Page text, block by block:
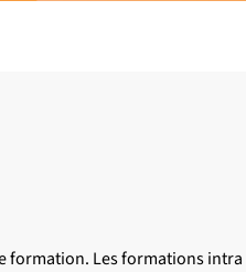
formation. Les formations intra